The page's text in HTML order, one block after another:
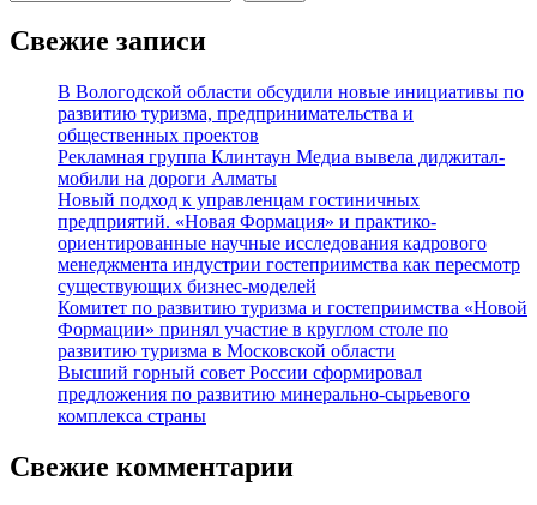
Свежие записи
В Вологодской области обсудили новые инициативы по
развитию туризма, предпринимательства и
общественных проектов
Рекламная группа Клинтаун Медиа вывела диджитал-
мобили на дороги Алматы
Новый подход к управленцам гостиничных
предприятий. «Новая Формация» и практико-
ориентированные научные исследования кадрового
менеджмента индустрии гостеприимства как пересмотр
существующих бизнес-моделей
Комитет по развитию туризма и гостеприимства «Новой
Формации» принял участие в круглом столе по
развитию туризма в Московской области
Высший горный совет России сформировал
предложения по развитию минерально-сырьевого
комплекса страны
Свежие комментарии